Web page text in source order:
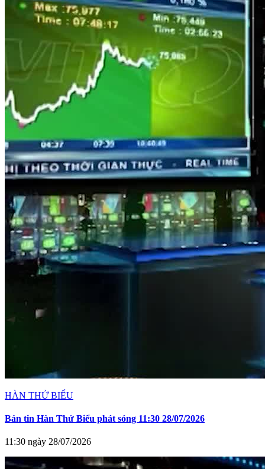
HÀN THỬ BIỂU
Bản tin Hàn Thử Biểu phát sóng 11:30 28/07/2026
11:30 ngày 28/07/2026